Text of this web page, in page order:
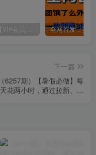
八一网创【VIP会员专属交流群】
下一篇
（6257期）【暑假必做】每
天花两小时，通过拉新、卖